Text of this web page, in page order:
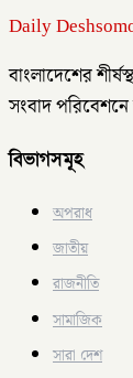
Daily
বাংলাদেশের
সংবাদ
বিভাগসমূহ
অপরাধ
জাতীয়
রাজনীতি
সামাজিক
সারা দেশ